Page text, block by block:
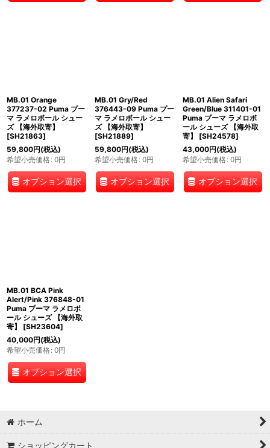
MB.01 Orange
377237-02 Puma プー
マ ラメロボール シュー
ズ 【海外取寄】
[SH21863]
59,800円(税込)
希望小売価格: 0円
オプション選択
MB.01 Gry/Red
376443-09 Puma プー
マ ラメロボール シュー
ズ 【海外取寄】
[SH21889]
59,800円(税込)
希望小売価格: 0円
オプション選択
MB.01 Alien Safari
Green/Blue 311401-01
Puma プーマ ラメロボ
ール シューズ 【海外取
寄】
[SH24578]
43,000円(税込)
希望小売価格: 0円
オプション選択
MB.01 BCA Pink
Alert/Pink 376848-01
Puma プーマ ラメロボ
ール シューズ 【海外取
寄】
[SH23604]
40,000円(税込)
希望小売価格: 0円
オプション選択
ホーム
ショッピングカート